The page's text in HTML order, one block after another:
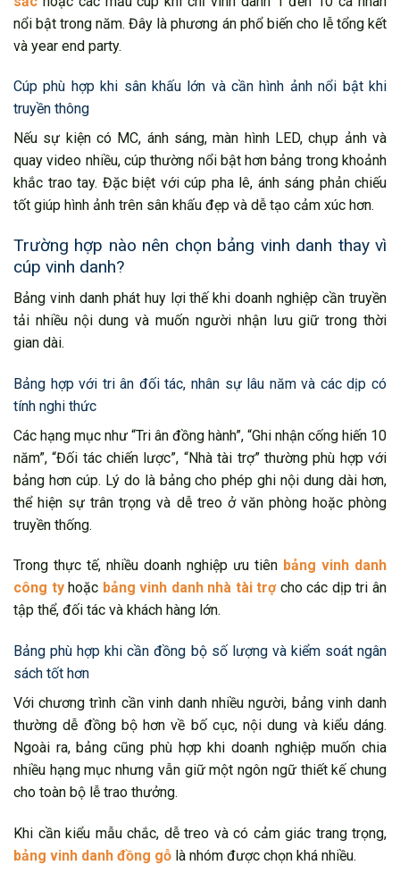
nổi bật trong năm. Đây là phương án phổ biến cho lễ tổng kết
và year end party.
Cúp phù hợp khi sân khấu lớn và cần hình ảnh nổi bật khi
truyền thông
Nếu sự kiện có MC, ánh sáng, màn hình LED, chụp ảnh và
quay video nhiều, cúp thường nổi bật hơn bảng trong khoảnh
khắc trao tay. Đặc biệt với cúp pha lê, ánh sáng phản chiếu
tốt giúp hình ảnh trên sân khấu đẹp và dễ tạo cảm xúc hơn.
Trường hợp nào nên chọn bảng vinh danh thay vì
cúp vinh danh?
Bảng vinh danh phát huy lợi thế khi doanh nghiệp cần truyền
tải nhiều nội dung và muốn người nhận lưu giữ trong thời
gian dài.
Bảng hợp với tri ân đối tác, nhân sự lâu năm và các dịp có
tính nghi thức
Các hạng mục như “Tri ân đồng hành”, “Ghi nhận cống hiến 10
năm”, “Đối tác chiến lược”, “Nhà tài trợ” thường phù hợp với
bảng hơn cúp. Lý do là bảng cho phép ghi nội dung dài hơn,
thể hiện sự trân trọng và dễ treo ở văn phòng hoặc phòng
truyền thống.
Trong thực tế, nhiều doanh nghiệp ưu tiên bảng vinh danh
công tyhoặc bảng vinh danh nhà tài trợcho các dịp tri ân
tập thể, đối tác và khách hàng lớn.
Bảng phù hợp khi cần đồng bộ số lượng và kiểm soát ngân
sách tốt hơn
Với chương trình cần vinh danh nhiều người, bảng vinh danh
thường dễ đồng bộ hơn về bố cục, nội dung và kiểu dáng.
Ngoài ra, bảng cũng phù hợp khi doanh nghiệp muốn chia
nhiều hạng mục nhưng vẫn giữ một ngôn ngữ thiết kế chung
cho toàn bộ lễ trao thưởng.
Khi cần kiểu mẫu chắc, dễ treo và có cảm giác trang trọng,
bảng vinh danh đồng gỗ là nhóm được chọn khá nhiều.